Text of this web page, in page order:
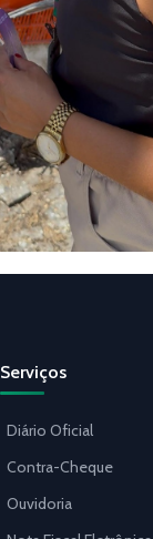
Serviços
Diário Oficial
Contra-Cheque
Ouvidoria